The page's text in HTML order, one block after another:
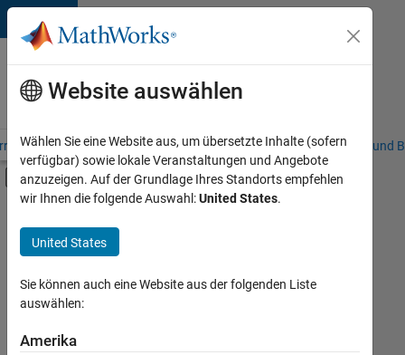
Weiter zum Inhalt
Karriere
bei
MathWorks
– Übersicht Stellensuche Niederlassungen Studierende und
Umschaltung für Off-Canvas-
Hauptinhalt
Information Technology
Commercial Sales
Marketing Communications
Marketing Services
Business Model Team
+4
Derzeit
Website auswählen
Wählen Sie eine Website aus, um übersetzte Inhalte (sofern
verfügbar) sowie lokale Veranstaltungen und Angebote
anzuzeigen. Auf der Grundlage Ihres Standorts empfehlen
wir Ihnen die folgende Auswahl:United States.
United States
Sie können auch eine Website aus der folgenden Liste
auswählen:
Amerika